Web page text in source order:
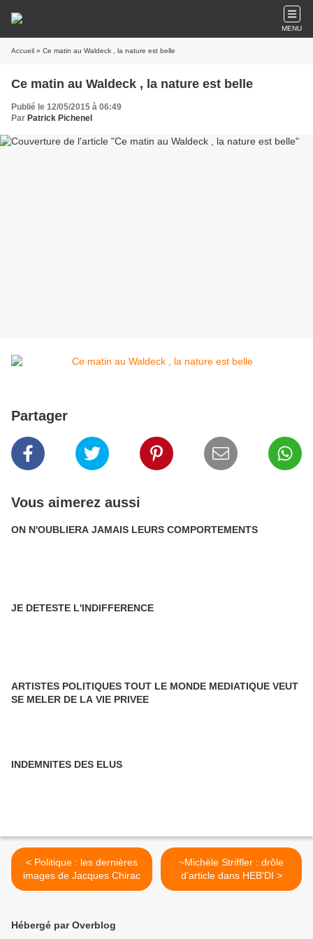
MENU
Accueil » Ce matin au Waldeck , la nature est belle
Ce matin au Waldeck , la nature est belle
Publié le 12/05/2015 à 06:49
Par Patrick Pichenel
Partager
Vous aimerez aussi
ON N'OUBLIERA JAMAIS LEURS COMPORTEMENTS
JE DETESTE L'INDIFFERENCE
ARTISTES POLITIQUES TOUT LE MONDE MEDIATIQUE VEUT
SE MELER DE LA VIE PRIVEE
INDEMNITES DES ELUS
< Politique : les dernières
images de Jacques Chirac
~Michèle Striffler : drôle
d'article dans HEB'DI >
Hébergé par Overblog